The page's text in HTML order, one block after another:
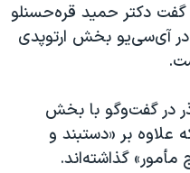
دکتر حمید قره‌حسنلو
آی‌سی‌یو بخش ارتوپدی
فرد مطلع روز یک‌شنبه ۲۰ آذر در گفت‌وگو با بخش
علاوه بر «دستبند و
مأمور» گذاشته‌اند.